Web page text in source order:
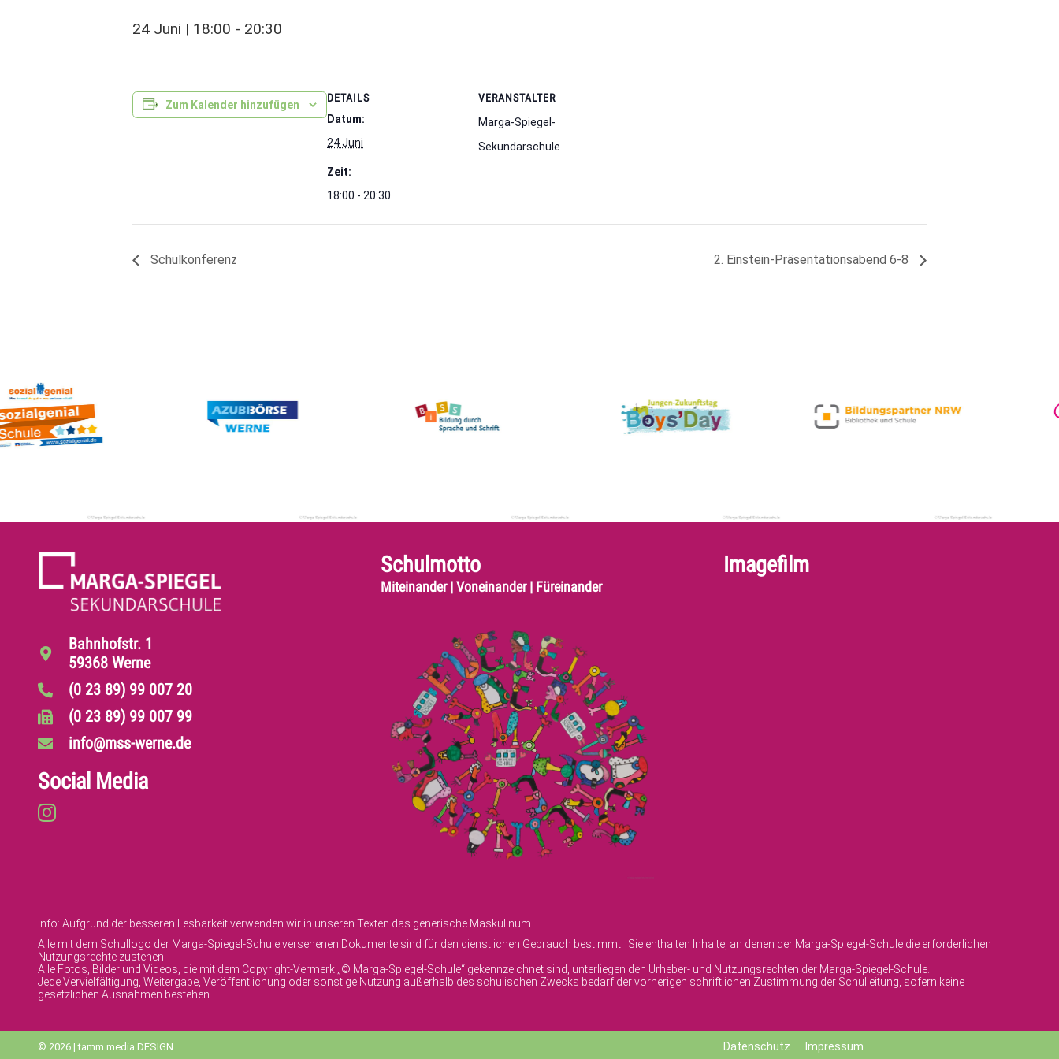
24 Juni | 18:00 - 20:30
Zum Kalender hinzufügen
DETAILS
Datum:
24 Juni
Zeit:
18:00 - 20:30
VERANSTALTER
Marga-Spiegel-
Sekundarschule
Schulkonferenz 2. Einstein-Präsentationsabend 6-8
Bahnhofstr. 1
59368 Werne
(0 23 89) 99 007 20
(0 23 89) 99 007 99
info@mss-werne.de
Social Media
Schulmotto
Miteinander | Voneinander | Füreinander
Imagefilm
Info: Aufgrund der besseren Lesbarkeit verwenden wir in unseren Texten das generische Maskulinum.
Alle mit dem Schullogo der Marga-Spiegel-Schule versehenen Dokumente sind für den dienstlichen Gebrauch bestimmt. Sie enthalten Inhalte, an denen der Marga-Spiegel-Schule die erforderlichen
Nutzungsrechte zustehen.
Alle Fotos, Bilder und Videos, die mit dem Copyright-Vermerk „© Marga-Spiegel-Schule“ gekennzeichnet sind, unterliegen den Urheber- und Nutzungsrechten der Marga-Spiegel-Schule.
Jede Vervielfältigung, Weitergabe, Veröffentlichung oder sonstige Nutzung außerhalb des schulischen Zwecks bedarf der vorherigen schriftlichen Zustimmung der Schulleitung, sofern keine
gesetzlichen Ausnahmen bestehen.
© 2026 | tamm.media DESIGN Datenschutz Impressum